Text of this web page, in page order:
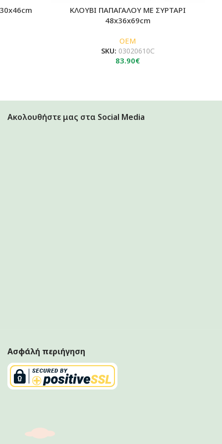
ΚΛΟΥΒΙ ΠΑΠΑΓΑΛΟΥ ΜΕ ΣΥΡΤΑΡΙ
48x36x69cm
OEM
SKU: 03020610C
83.90€
Ακολουθήστε μας στα Social Media
Ασφάλή περιήγηση